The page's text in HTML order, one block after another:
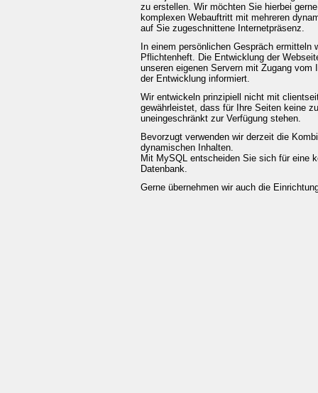
zu erstellen. Wir möchten Sie hierbei
komplexen Webauftritt mit mehreren
auf Sie zugeschnittene Internetpräsenz.
In einem persönlichen Gespräch
Pflichtenheft. Die Entwicklung der
unseren eigenen Servern mit Zugang
der Entwicklung informiert.
Wir entwickeln prinzipiell nicht mit
gewährleistet, dass für Ihre Seiten keine
uneingeschränkt zur Verfügung stehen.
Bevorzugt verwenden wir derzeit die
dynamischen Inhalten.
Mit MySQL entscheiden Sie sich für eine
Datenbank.
Gerne übernehmen wir auch die